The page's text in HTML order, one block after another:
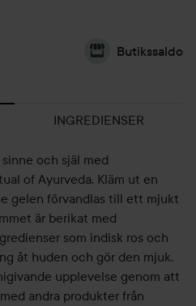
Butikssaldo
INGREDIENSER
och själ med
of Ayurveda. Kläm ut en
gelen förvandlas till ett mjukt
är berikat med
som indisk ros och
åt huden och gör den mjuk.
upplevelse genom att
andra produkter från